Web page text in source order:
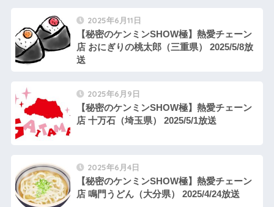
2025年6月11日
【秘密のケンミンSHOW極】熱愛チェーン
店 おにぎりの桃太郎（三重県） 2025/5/8放
送
2025年6月9日
【秘密のケンミンSHOW極】熱愛チェーン
店 十万石（埼玉県） 2025/5/1放送
2025年6月4日
【秘密のケンミンSHOW極】熱愛チェーン
店 鳴門うどん（大分県） 2025/4/24放送